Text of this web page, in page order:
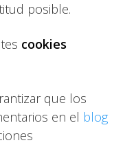
posible.
cookies
que los
en el blog